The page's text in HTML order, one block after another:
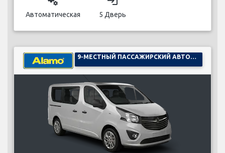
Автоматическая 5 Дверь